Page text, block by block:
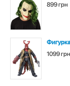
899 грн
1099 грн